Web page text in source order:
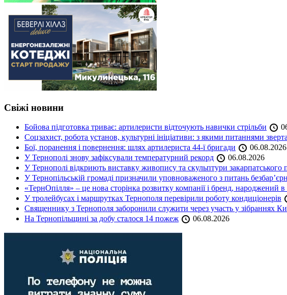
Свіжі новини
Бойова підготовка триває: артилеристи відточують навички стрільби
Соцзахист, робота установ, культурні ініціативи: з якими питаннями
Бої, поранення і повернення: шлях артилериста 44-ї бригади
06.08.2026
У Тернополі знову зафіксували температурний рекорд
06.08.2026
У Тернополі відкриють виставку живопису та скульптури
У Тернопільській громаді призначили уповноваженого з питань
«ТернОпілля» – це нова сторінка розвитку компанії і бренд, народжений
У тролейбусах і маршрутках Тернополя перевірили роботу кондиціонерів
Священнику з Тернополя заборонили служити через участь у зібраннях
На Тернопільщині за добу сталося 14 пожеж
06.08.2026